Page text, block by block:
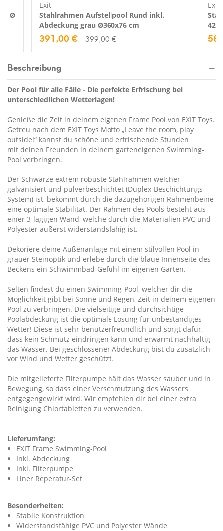
| Ø
Exit
Stahlrahmen Aufstellpool Rund inkl.
Abdeckung grau Ø360x76 cm
391,00 € 399,00 €
Exit
Beschreibung
Der Pool für alle Fälle - Die perfekte Erfrischung bei
unterschiedlichen Wetterlagen!
Genieße die Zeit in deinem eigenen Frame Pool von EXIT Toys.
Getreu nach dem EXIT Toys Motto „Leave the room, play
outside!“ kannst du schöne und erfrischende Stunden
mit deinen Freunden in deinem garteneigenen Swimming-
Pool verbringen.
Der Schwarze extrem robuste Stahlrahmen welcher
galvanisiert und pulverbeschichtet (Duplex-Beschichtungs-
System) ist, bekommt durch die dazugehörigen Rahmenbeine
eine optimale Stabilität. Der Rahmen des Pools besteht aus
einer 3-lagigen Wand, welche durch die Materialien PVC und
Polyester äußerst widerstandsfähig ist.
Dekoriere deine Außenanlage mit einem stilvollen Pool in
grauer Steinoptik und erlebe durch die blaue Innenseite des
Beckens ein Schwimmbad-Gefühl im eigenen Garten.
Selten findest du einen Swimming-Pool, welcher dir die
Möglichkeit gibt bei Sonne und Regen, Zeit in deinem eigenen
Pool zu verbringen. Die vielseitige und durchsichtige
Poolabdeckung ist die optimale Lösung für unbeständiges
Wetter! Diese ist sehr benutzerfreundlich und sorgt dafür,
dass kein Schmutz eindringen kann und erwärmt nachhaltig
das Wasser. Bei geschlossener Abdeckung bist du zusätzlich
vor Wind und Wetter geschützt.
Die mitgelieferte Filterpumpe hält das Wasser sauber und in
Bewegung, so dass einer Verschmutzung des Wassers
entgegengewirkt wird. Wir empfehlen dir bei einer extra
Reinigung Chlortabletten zu verwenden.
Lieferumfang:
EXIT Frame Swimming-Pool
Inkl. Abdeckung
Inkl. Filterpumpe
Liner Reperatur-Set
Besonderheiten:
Stabile Konstruktion
Widerstandsfähige PVC und Polyester Wände